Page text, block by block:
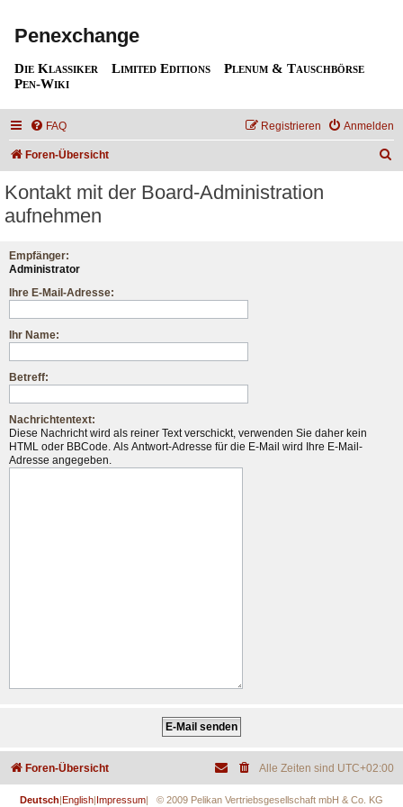
Penexchange
Die Klassiker Limited Editions
Plenum & Tauschbörse
Pen-Wiki
FAQ Anmelden
Registrieren
Foren-Übersicht
Kontakt mit der Board-Administration
aufnehmen
Empfänger:
Administrator
Ihre E-Mail-Adresse:
Ihr Name:
Betreff:
Nachrichtentext:
Diese Nachricht wird als reiner Text verschickt, verwenden Sie daher kein
HTML oder BBCode. Als Antwort-Adresse für die E-Mail wird Ihre E-Mail-
Adresse angegeben.
Foren-Übersicht Alle Zeiten sind UTC+02:00
Deutsch|English|Impressum| © 2009 Pelikan Vertriebsgesellschaft mbH & Co. KG